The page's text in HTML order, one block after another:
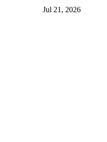
Jul 21, 2026